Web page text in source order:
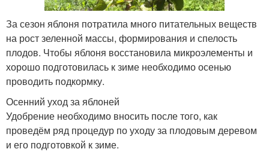
За сезон яблоня потратила много питательных веществ
на рост зеленной массы, формирования и спелость
плодов. Чтобы яблоня восстановила микроэлементы и
хорошо подготовилась к зиме необходимо осенью
проводить подкормку.
Осенний уход за яблоней
Удобрение необходимо вносить после того, как
проведём ряд процедур по уходу за плодовым деревом
и его подготовкой к зиме.